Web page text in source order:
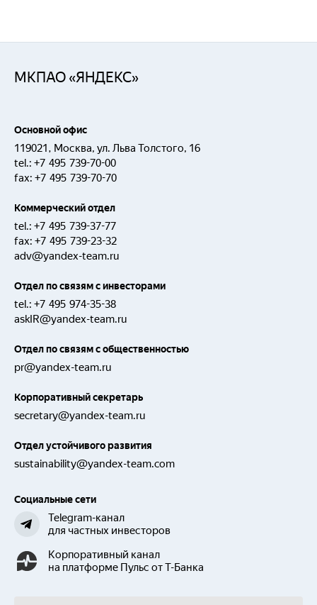
МКПАО «ЯНДЕКС»
Основной офис
119021, Москва, ул. Льва Толстого, 16
tel.: +7 495 739-70-00
fax: +7 495 739-70-70
Коммерческий отдел
tel.: +7 495 739-37-77
fax: +7 495 739-23-32
adv@yandex-team.ru
Отдел по связям с инвесторами
tel.: +7 495 974-35-38
askIR@yandex-team.ru
Отдел по связям с общественностью
pr@yandex-team.ru
Корпоративный секретарь
secretary@yandex-team.ru
Отдел устойчивого развития
sustainability@yandex-team.com
Социальные сети
Telegram-канал
для частных инвесторов
Корпоративный канал
на платформе Пульс от Т-Банка